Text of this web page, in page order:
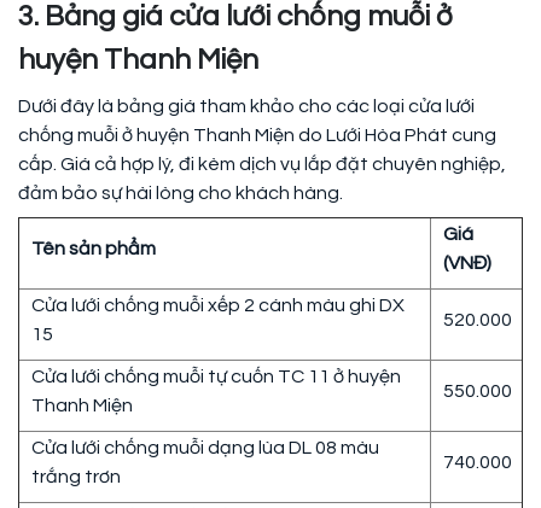
3. Bảng giá cửa lưới chống muỗi ở
huyện Thanh Miện
Dưới đây là bảng giá tham khảo cho các loại cửa lưới
chống muỗi ở huyện Thanh Miện do Lưới Hòa Phát cung
cấp. Giá cả hợp lý, đi kèm dịch vụ lắp đặt chuyên nghiệp,
đảm bảo sự hài lòng cho khách hàng.
Tên sản phẩm
Giá
(VNĐ)
Cửa lưới chống muỗi xếp 2 cánh màu ghi DX
15
520.000
Cửa lưới chống muỗi tự cuốn TC 11 ở huyện
Thanh Miện
550.000
Cửa lưới chống muỗi dạng lùa DL 08 màu
trắng trơn
740.000